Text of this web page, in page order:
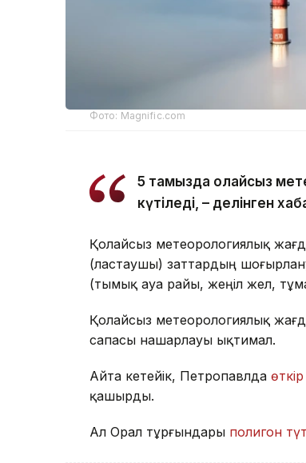
Фото: Magnific.com
5 тамызда қолайсыз
күтіледі, – делінген
Қолайсыз метеорологиялық
(ластаушы) заттардың
(тымық ауа райы, жеңіл жел,
Қолайсыз метеорологиялық
сапасы нашарлауы ықтимал.
Айта кетейік, Петропавлда
қашырды.
Ал Орал тұрғындары полигон